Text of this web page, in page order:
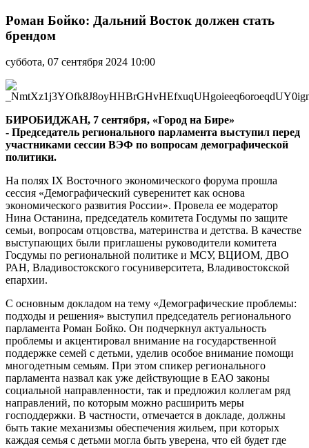
Бойко:
Восток
стать
Роман Бойко: Дальний Восток должен стать
брендом
суббота, 07 сентября 2024 10:00
БИРОБИДЖАН, 7 сентября, «Город на Бире»
- Председатель регионального парламента выступил перед
участниками сессии ВЭФ по вопросам демографической
политики.
На полях IX Восточного экономического форума прошла
сессия «Демографический суверенитет как основа
экономического развития России». Провела ее модератор
Нина Останина, председатель комитета Госдумы по защите
семьи, вопросам отцовства, материнства и детства. В качестве
выступающих были приглашены руководители комитета
Госдумы по региональной политике и МСУ, ВЦИОМ, ДВО
РАН, Владивостокского госуниверситета, Владивостокской
епархии.
С основным докладом на тему «Демографические проблемы:
подходы и решения» выступил председатель регионального
парламента Роман Бойко. Он подчеркнул актуальность
проблемы и акцентировал внимание на государственной
поддержке семей с детьми, уделив особое внимание помощи
многодетным семьям. При этом спикер регионального
парламента назвал как уже действующие в ЕАО законы
социальной направленности, так и предложил коллегам ряд
направлений, по которым можно расширить меры
господдержки. В частности, отмечается в докладе, должны
быть такие механизмы обеспечения жильем, при которых
каждая семья с детьми могла быть уверена, что ей будет где